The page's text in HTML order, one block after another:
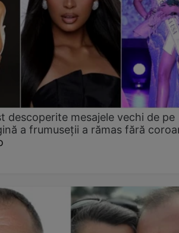
descoperite mesajele vechi de pe
a frumuseții a rămas fără